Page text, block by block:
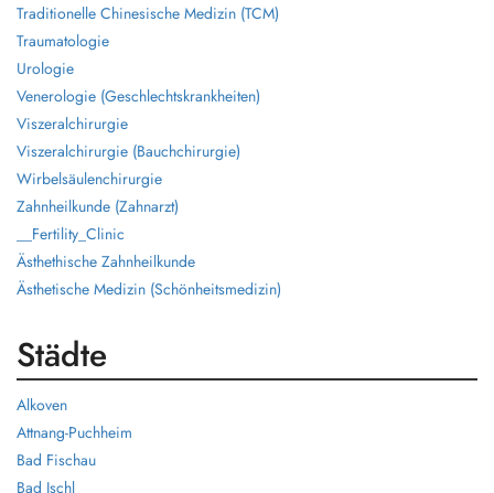
Traditionelle Chinesische Medizin (TCM)
Traumatologie
Urologie
Venerologie (Geschlechtskrankheiten)
Viszeralchirurgie
Viszeralchirurgie (Bauchchirurgie)
Wirbelsäulenchirurgie
Zahnheilkunde (Zahnarzt)
__Fertility_Clinic
Ästhethische Zahnheilkunde
Ästhetische Medizin (Schönheitsmedizin)
Städte
Alkoven
Attnang-Puchheim
Bad Fischau
Bad Ischl